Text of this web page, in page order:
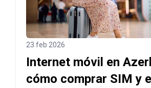
23 feb 2026
Internet móvil en
cómo comprar SIM y